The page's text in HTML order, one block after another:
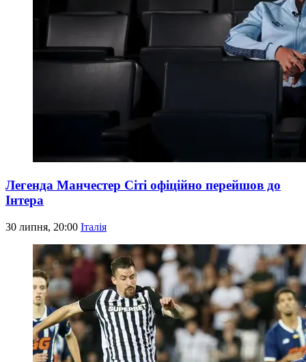
Легенда Манчестер Сіті офіційно перейшов до
Інтера
30 липня, 20:00 Італія